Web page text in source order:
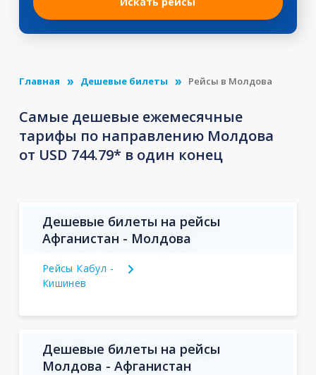
Главная Дешевые билеты Рейсы в Молдова
Самые дешевые ежемесячные
тарифы по направлению Молдова
от USD 744.79* в один конец
Дешевые билеты на рейсы
Афганистан - Молдова
Рейсы Кабул -
Кишинев
Дешевые билеты на рейсы
Молдова - Афганистан